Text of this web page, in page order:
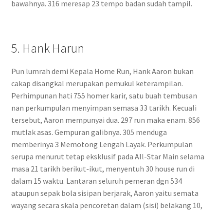
bawahnya. 316 meresap 23 tempo badan sudah tampil.
5. Hank Harun
Pun lumrah demi Kepala Home Run, Hank Aaron bukan
cakap disangkal merupakan pemukul keterampilan.
Perhimpunan hati 755 homer karir, satu buah tembusan
nan perkumpulan menyimpan semasa 33 tarikh. Kecuali
tersebut, Aaron mempunyai dua. 297 run maka enam. 856
mutlak asas. Gempuran galibnya. 305 menduga
memberinya 3 Memotong Lengah Layak. Perkumpulan
serupa menurut tetap eksklusif pada All-Star Main selama
masa 21 tarikh berikut-ikut, menyentuh 30 house run di
dalam 15 waktu. Lantaran seluruh pemeran dgn 534
ataupun sepak bola sisipan berjarak, Aaron yaitu semata
wayang secara skala pencoretan dalam (sisi) belakang 10,